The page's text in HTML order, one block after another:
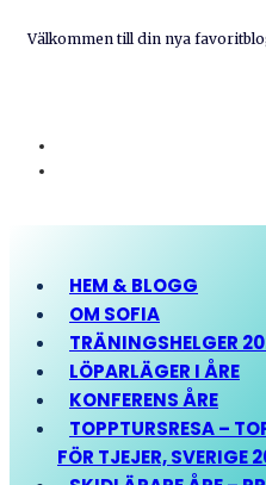
Välkommen till din nya
HEM & BLOGG
OM SOFIA
TRÄNINGSHELGER
LÖPARLÄGER I ÅRE
KONFERENS ÅRE
TOPPTURSRESA –
FÖR TJEJER, SVERIGE